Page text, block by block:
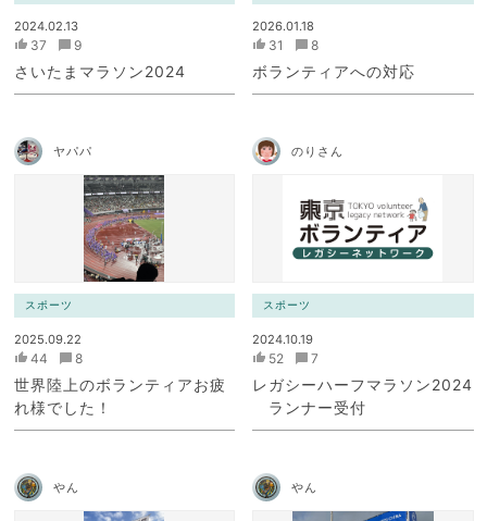
2024.02.13
37 9
さいたまマラソン2024
2026.01.18
31 8
ボランティアへの対応
ヤパパ
スポーツ
2025.09.22
44 8
世界陸上のボランティアお疲
れ様でした！
のりさん
スポーツ
2024.10.19
52 7
レガシーハーフマラソン2024
ランナー受付
やん やん